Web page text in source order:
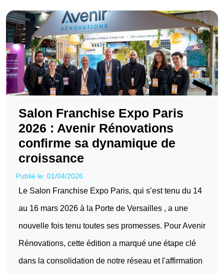
Salon Franchise Expo Paris
2026 : Avenir Rénovations
confirme sa dynamique de
croissance
Publié le: 01/04/2026
Le Salon Franchise Expo Paris, qui s’est tenu du 14
au 16 mars 2026 à la Porte de Versailles , a une
nouvelle fois tenu toutes ses promesses. Pour Avenir
Rénovations, cette édition a marqué une étape clé
dans la consolidation de notre réseau et l'affirmation